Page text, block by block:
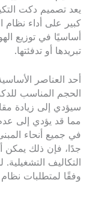
يعد تصميم دكت
كبير على أداء
أساسيًا في توزيع
تبريدها أو تدفئتها.
أحد العناصر
الحجم المناسب
سيؤدي إلى زيادة
مما قد يؤدي إلى
في جميع أنحاء
جدًا، فإن ذلك يمكن
التكاليف
وفقًا لمتطلبات